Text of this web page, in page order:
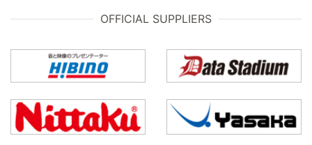
OFFICIAL SUPPLIERS